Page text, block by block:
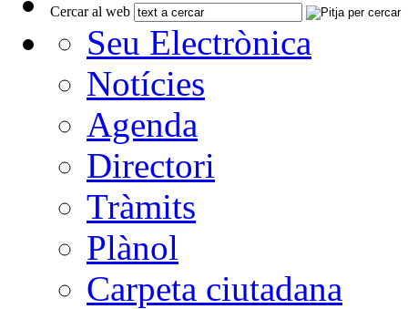
Cercar al web
Seu Electrònica
Notícies
Agenda
Directori
Tràmits
Plànol
Carpeta ciutadana